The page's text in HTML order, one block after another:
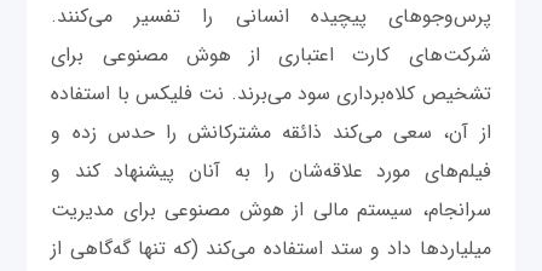
پرس‌وجو‌های پیچیده انسانی را تفسیر می‌کنند.
شرکت‌های کارت اعتباری از هوش مصنوعی برای
تشخیص کلاه‌برداری سود می‌برند. نت فلیکس با استفاده
از آن،‌ سعی می‌کند ذائقه مشترکانش را حدس زده و
فیلم‌های مورد علاقه‌شان را به آنان پیشنهاد کند و
سرانجام، سیستم مالی از هوش مصنوعی برای مدیریت
میلیاردها داد و ستد استفاده می‌کند (که تنها گه‌گاهی از